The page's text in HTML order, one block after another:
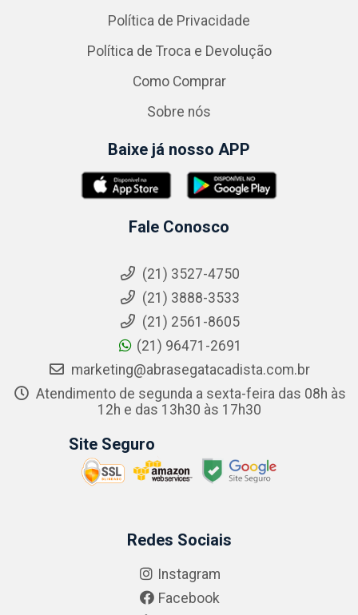
Política de Privacidade
Política de Troca e Devolução
Como Comprar
Sobre nós
Baixe já nosso APP
Fale Conosco
(21) 3527-4750
(21) 3888-3533
(21) 2561-8605
(21) 96471-2691
marketing@abrasegatacadista.com.br
Atendimento de segunda a sexta-feira das 08h às
12h e das 13h30 às 17h30
Site Seguro
Redes Sociais
Instagram
Facebook